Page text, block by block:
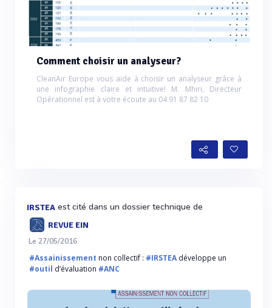
Comment choisir un analyseur?
CleanAir Europe vous aide à choisir un analyseur grâce à
une infographie claire et intuitive! M. Mhiri, Directeur
Opérationnel est à votre écoute au 04 91 87 82 10
IRSTEA est cité dans un dossier technique de
REVUE EIN
Le 27/05/2016
#Assainissement non collectif : #IRSTEA développe un
#outil d’évaluation #ANC